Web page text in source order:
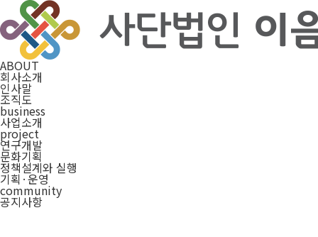
ABOUT
회사소개
인사말
조직도
business
사업소개
project
연구개발
문화기획
정책설계와 실행
기획·운영
community
공지사항